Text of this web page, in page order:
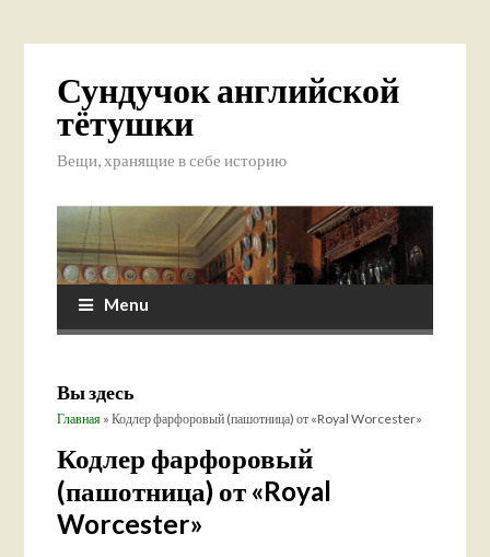
Сундучок английской
тётушки
Вещи, хранящие в себе историю
Menu
Вы здесь
Главная » Кодлер фарфоровый (пашотница) от «Royal Worcester»
Кодлер фарфоровый
(пашотница) от «Royal
Worcester»